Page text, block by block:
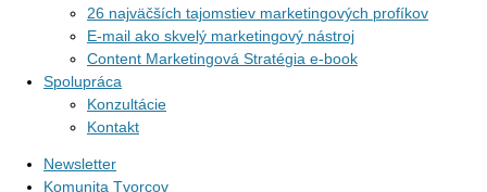
26 najväčších tajomstiev marketingových profíkov
E-mail ako skvelý marketingový nástroj
Content Marketingová Stratégia e-book
Spolupráca
Konzultácie
Kontakt
Newsletter
Komunita Tvorcov